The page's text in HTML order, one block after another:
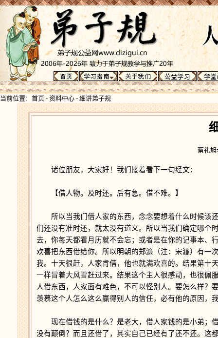
当前位置： 首页 - 资料中心 - 细讲弟子规
蔡礼
诸位朋友，大家好！我们接着看下一句经文：
【借人物。及时还。后有急。借不难。】
所以当我们借人家的东西，念念要想着什么时候该
们还没有准时还，就太没有道义。所以当我们确定哪个
去，你每天都看月历就不会忘；或者是在你的记事本、
欢喜把东西借给你。所以明朝的郑濂 （注：宋濂） 有一
我。十天很赶，人家肯借，他也就满欢喜的。结果第十
一样冒着大风雪赶过来。结果这个主人很感动，也很佩
人借东西，人家面有难色，不可以怪别人。要怎么样？
羡慕这个人怎么这么赢得别人的信任，必有他的原因，
现在借钱的是什么？是老大，借人家钱的是小弟；
没有颠倒？而且还借了，其实自己已经有了还不还。这